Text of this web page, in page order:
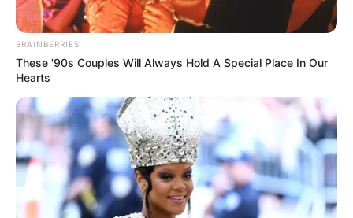
BRAINBERRIES
These '90s Couples Will Always Hold A Special Place In Our
Hearts